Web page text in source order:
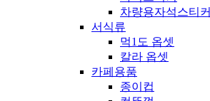
차량용자석스티커
서식류
먹1도 옵셋
칼라 옵셋
카페용품
종이컵